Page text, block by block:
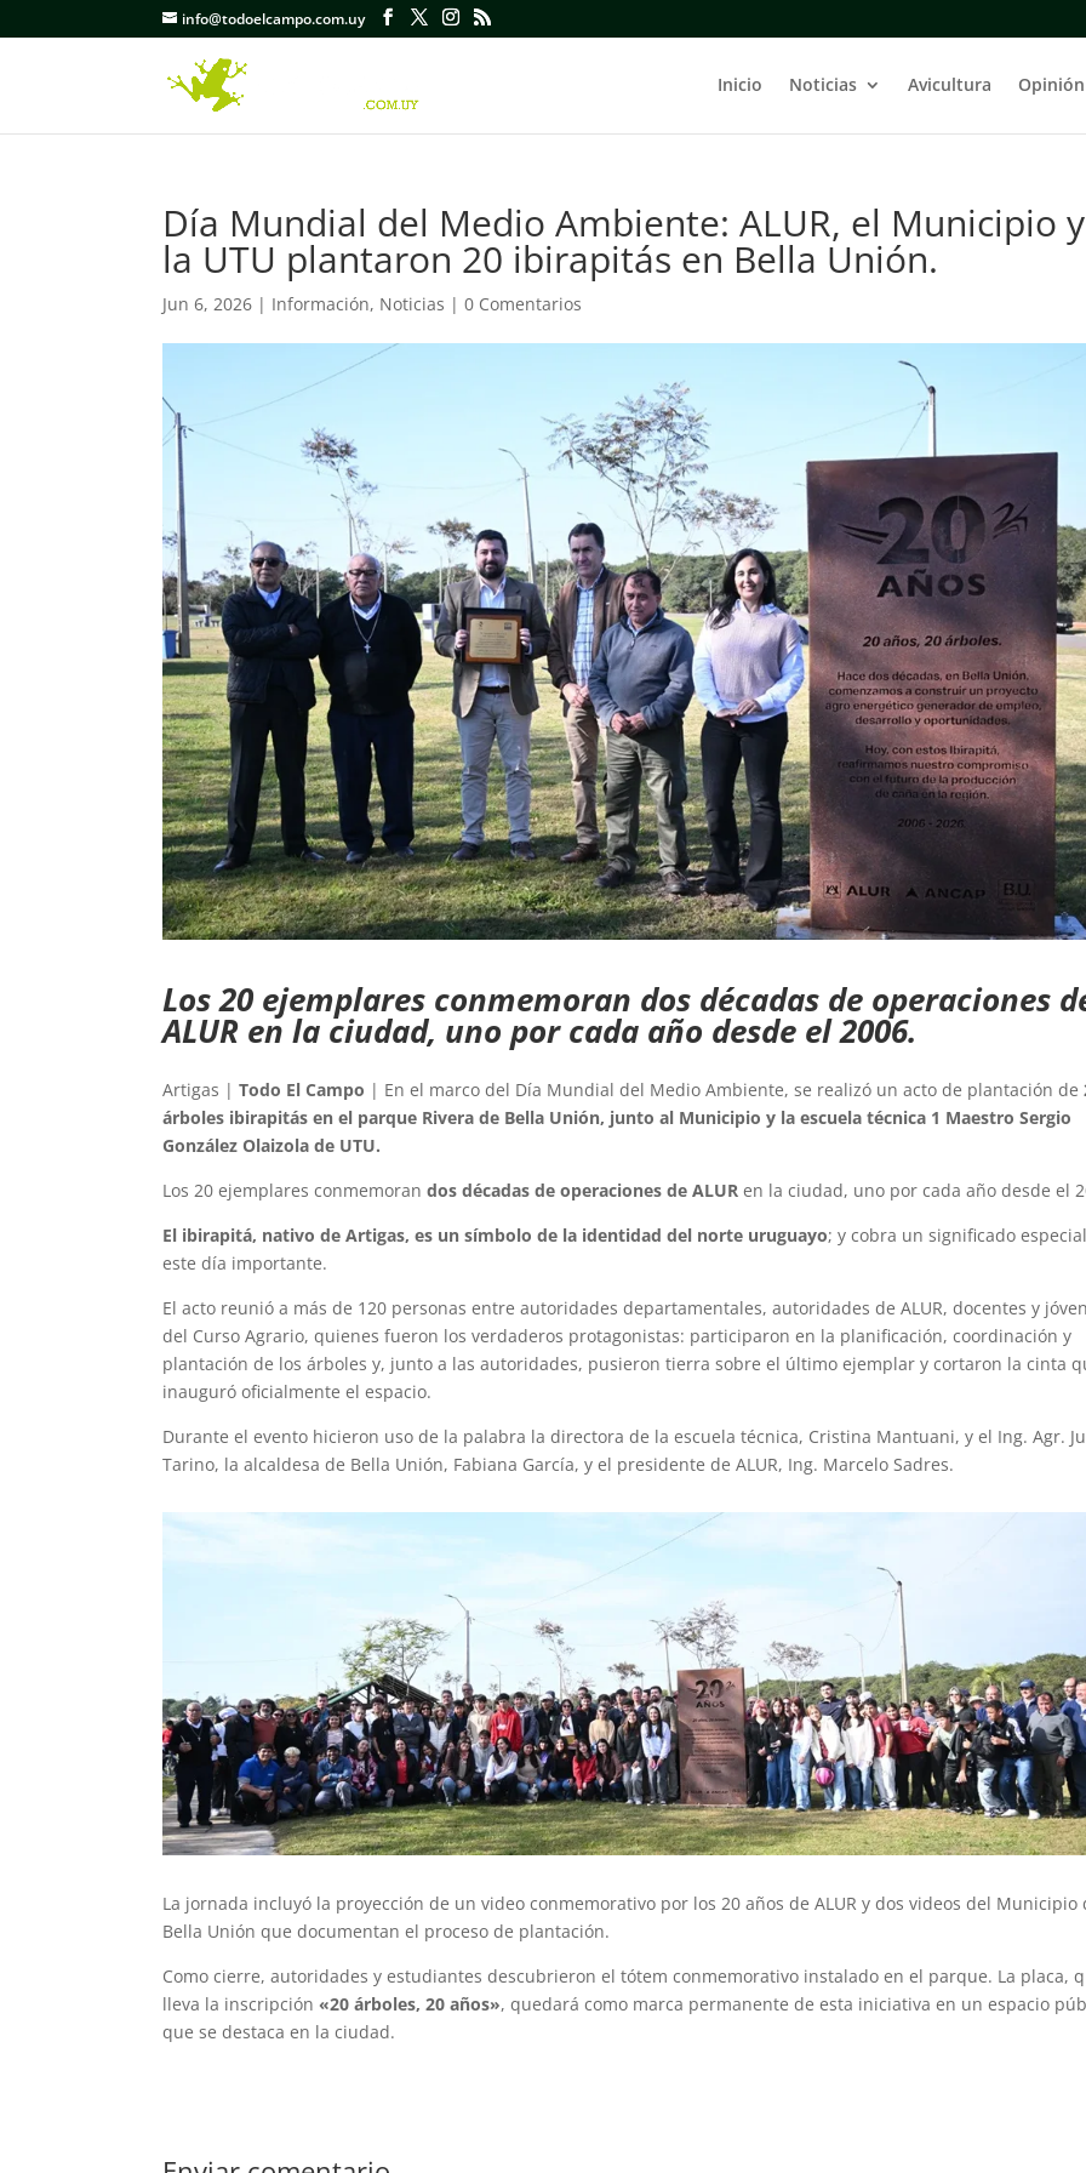
info@todoelcampo.com.uy
Inicio Noticias Avicultura Opinión
Día Mundial del Medio Ambiente: ALUR, el Municipio y
la UTU plantaron 20 ibirapitás en Bella Unión.
Jun 6, 2026 | Información, Noticias |0 Comentarios
Los 20 ejemplares conmemoran dos décadas de operaciones
ALUR en la ciudad, uno por cada año desde el 2006.
Artigas |Todo El Campo | En el marco del Día Mundial del Medio Ambiente, se realizó un acto de plantación de
árboles ibirapitás en el parque Rivera de Bella Unión, junto al Municipio y la escuela técnica 1 Maestro Sergio
González Olaizola de UTU.
Los 20 ejemplares conmemorandos décadas de operaciones de ALUR en la ciudad, uno por cada año desde el
El ibirapitá, nativo de Artigas, es un símbolo de la identidad del norte uruguayo; y cobra un significado
este día importante.
El acto reunió a más de 120 personas entre autoridades departamentales, autoridades de ALUR, docentes y
del Curso Agrario, quienes fueron los verdaderos protagonistas: participaron en la planificación, coordinación y
plantación de los árboles y, junto a las autoridades, pusieron tierra sobre el último ejemplar y cortaron la cinta
inauguró oficialmente el espacio.
Durante el evento hicieron uso de la palabra la directora de la escuela técnica, Cristina Mantuani, y el Ing. Agr.
Tarino, la alcaldesa de Bella Unión, Fabiana García, y el presidente de ALUR, Ing. Marcelo Sadres.
La jornada incluyó la proyección de un video conmemorativo por los 20 años de ALUR y dos videos del Municipio
Bella Unión que documentan el proceso de plantación.
Como cierre, autoridades y estudiantes descubrieron el tótem conmemorativo instalado en el parque. La placa,
lleva la inscripción «20 árboles, 20 años», quedará como marca permanente de esta iniciativa en un espacio
que se destaca en la ciudad.